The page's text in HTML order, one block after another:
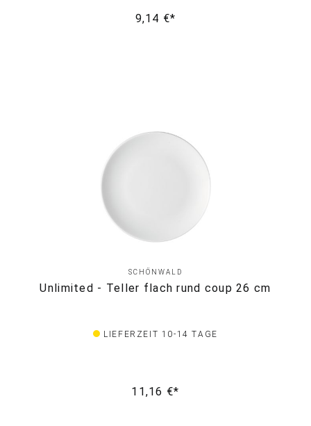
9,14 €*
SCHÖNWALD
Unlimited - Teller flach rund coup 26 cm
LIEFERZEIT 10-14 TAGE
11,16 €*